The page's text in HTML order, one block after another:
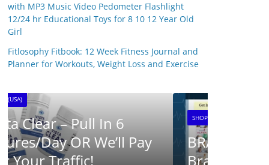
with MP3 Music Video Pedometer Flashlight
12/24 hr Educational Toys for 8 10 12 Year Old
Girl
Fitlosophy Fitbook: 12 Week Fitness Journal and
Planner for Workouts, Weight Loss and Exercise
SHOP(USA)
BRAINWAVE CLUB ™ –
Brainwave Research UK